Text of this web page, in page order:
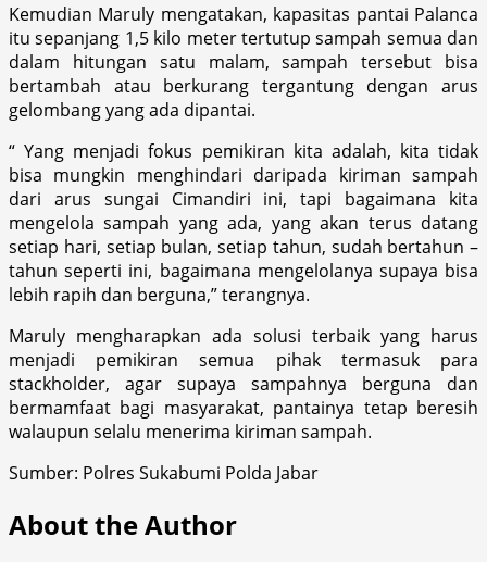
Kemudian Maruly mengatakan, kapasitas pantai Palanca
itu sepanjang 1,5 kilo meter tertutup sampah semua dan
dalam hitungan satu malam, sampah tersebut bisa
bertambah atau berkurang tergantung dengan arus
gelombang yang ada dipantai.
“ Yang menjadi fokus pemikiran kita adalah, kita tidak
bisa mungkin menghindari daripada kiriman sampah
dari arus sungai Cimandiri ini, tapi bagaimana kita
mengelola sampah yang ada, yang akan terus datang
setiap hari, setiap bulan, setiap tahun, sudah bertahun –
tahun seperti ini, bagaimana mengelolanya supaya bisa
lebih rapih dan berguna,” terangnya.
Maruly mengharapkan ada solusi terbaik yang harus
menjadi pemikiran semua pihak termasuk para
stackholder, agar supaya sampahnya berguna dan
bermamfaat bagi masyarakat, pantainya tetap beresih
walaupun selalu menerima kiriman sampah.
Sumber: Polres Sukabumi Polda Jabar
About the Author